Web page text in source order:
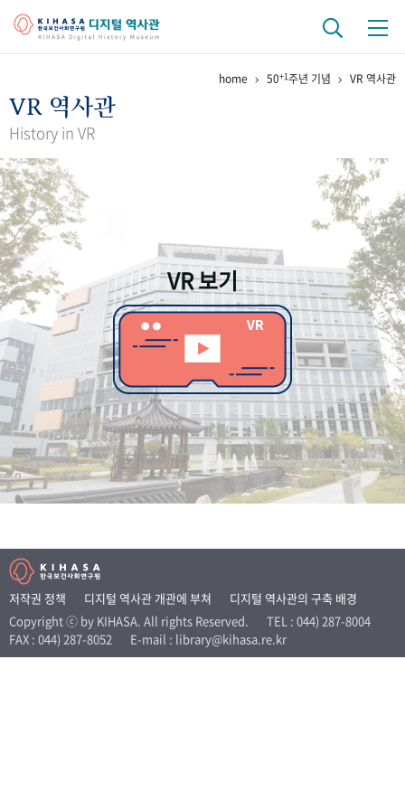
걸어온 길 기관 변천사
연구 역사
정책과 연구
간행물 변천사
기록물 아카이브
사진 아카이브 문서 기록물 행정박물 영상 기록물
50 주년 기념
성과 50선 숫자로 보는 50년 50 +1주년 광장
세계와 함께 한 KIHASA
VR 역사관
home 50+1주년 기념 VR 역사관
VR 역사관
History in VR
VR 보기
저작권 정책 디지털 역사관 개관에 부쳐
디지털 역사관의 구축 배경
Copyright ⓒ by KIHASA. All rights Reserved.
TEL : 044) 287-8004
FAX : 044) 287-8052
E-mail : library@kihasa.re.kr